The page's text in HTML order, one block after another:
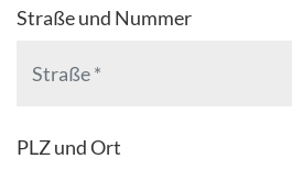
Straße und Nummer
PLZ und Ort